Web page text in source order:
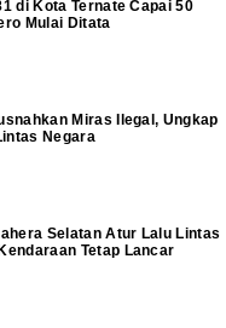
di Kota Ternate Capai 50
Mulai Ditata
Miras Ilegal, Ungkap
Negara
Selatan Atur Lalu Lintas
Tetap Lancar